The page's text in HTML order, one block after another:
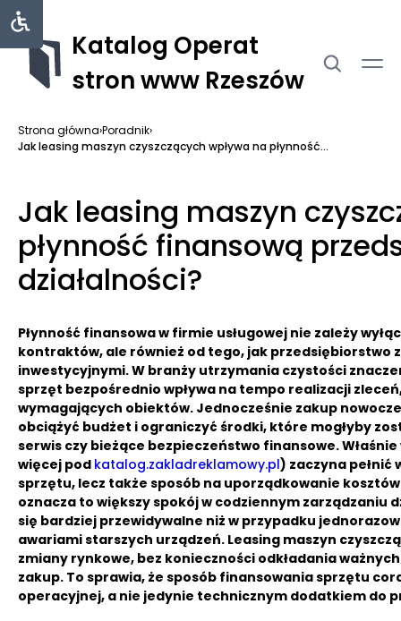
Katalog Operat
stron www Rzeszów
Strona główna›Poradnik›
Jak leasing maszyn czyszczących wpływa na płynność...
Jak leasing maszyn
płynność finansową
działalności?
Płynność finansowa w firmie usługowej nie zależy
kontraktów, ale również od tego, jak przedsiębiorstwo
inwestycyjnymi. W branży utrzymania czystości
sprzęt bezpośrednio wpływa na tempo realizacji
wymagających obiektów. Jednocześnie zakup
obciążyć budżet i ograniczyć środki, które mogłyby
serwis czy bieżące bezpieczeństwo finansowe.
więcej pod katalog.zakladreklamowy.pl) zaczyna pełnić
sprzętu, lecz także sposób na uporządkowanie
oznacza to większy spokój w codziennym zarządzaniu
się bardziej przewidywalne niż w przypadku
awariami starszych urządzeń. Leasing maszyn
zmiany rynkowe, bez konieczności odkładania
zakup. To sprawia, że sposób finansowania sprzętu
operacyjnej, a nie jedynie technicznym dodatkiem do